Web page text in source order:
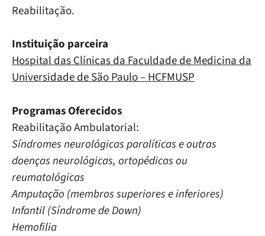
Reabilitação.
Instituição parceira
Hospital das Clínicas da Faculdade de Medicina da
Universidade de São Paulo – HCFMUSP
Programas Oferecidos
Reabilitação Ambulatorial:
Síndromes neurológicas paralíticas e outras
doenças neurológicas, ortopédicas ou
reumatológicas
Amputação (membros superiores e inferiores)
Infantil (Síndrome de Down)
Hemofilia